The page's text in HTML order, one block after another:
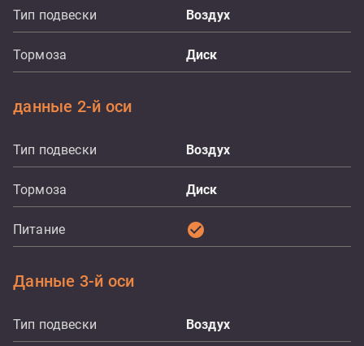
Тип подвески Воздух
Тормоза Диск
данные 2-й оси
Тип подвески Воздух
Тормоза Диск
Питание check_circle
Данные 3-й оси
Тип подвески Воздух